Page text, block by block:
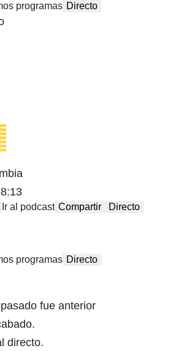
programas Directo
Ir al podcast Compartir Directo
programas Directo
fue anterior
directo.